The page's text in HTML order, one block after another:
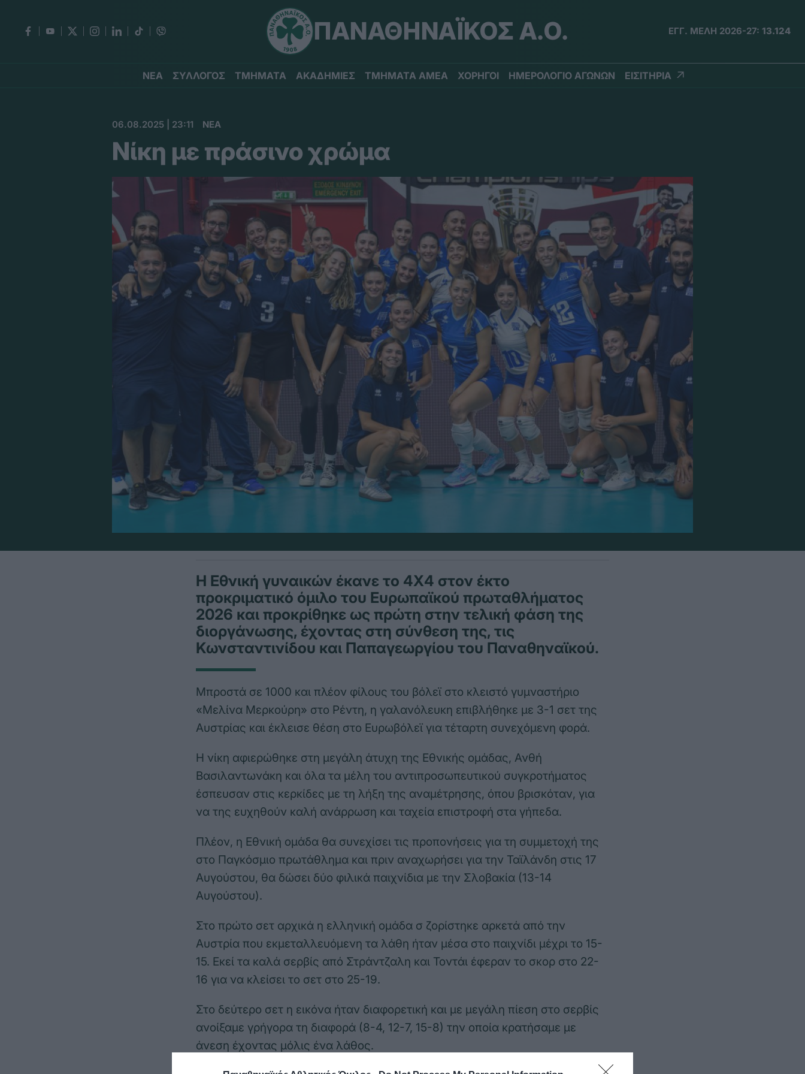
ΠΑΝΑΘΗΝΑΪΚΟΣ Α.Ο. ΕΓΓ. ΜΕΛΗ 2026-27: 13.124
ΝΕΑ ΣΥΛΛΟΓΟΣ ΤΜΗΜΑΤΑ ΑΚΑΔΗΜΙΕΣ ΤΜΗΜΑΤΑ ΑΜΕΑ ΧΟΡΗΓΟΙ ΗΜΕΡΟΛΟΓΙΟ ΑΓΩΝΩΝ ΕΙΣΙΤΗΡΙΑ
06.08.2025 | 23:11 ΝΕΑ
Νίκη με πράσινο χρώμα
Η Εθνική γυναικών έκανε το 4Χ4 στον έκτο
προκριματικό όμιλο του Ευρωπαϊκού πρωταθλήματος
2026 και προκρίθηκε ως πρώτη στην τελική φάση της
διοργάνωσης, έχοντας στη σύνθεση της, τις
Κωνσταντινίδου και Παπαγεωργίου του Παναθηναϊκού.
Μπροστά σε 1000 και πλέον φίλους του βόλεϊ στο κλειστό γυμναστήριο
«Μελίνα Μερκούρη» στο Ρέντη, η γαλανόλευκη επιβλήθηκε με 3-1 σετ της
Αυστρίας και έκλεισε θέση στο Ευρωβόλεϊ για τέταρτη συνεχόμενη φορά.
Η νίκη αφιερώθηκε στη μεγάλη άτυχη της Εθνικής ομάδας, Ανθή
Βασιλαντωνάκη και όλα τα μέλη του αντιπροσωπευτικού συγκροτήματος
έσπευσαν στις κερκίδες με τη λήξη της αναμέτρησης, όπου βρισκόταν, για
να της ευχηθούν καλή ανάρρωση και ταχεία επιστροφή στα γήπεδα.
Πλέον, η Εθνική ομάδα θα συνεχίσει τις προπονήσεις για τη συμμετοχή της
στο Παγκόσμιο πρωτάθλημα και πριν αναχωρήσει για την Ταϊλάνδη στις 17
Αυγούστου, θα δώσει δύο φιλικά παιχνίδια με την Σλοβακία (13-14
Αυγούστου).
Στο πρώτο σετ αρχικά η ελληνική ομάδα σ ζορίστηκε αρκετά από την
Αυστρία που εκμεταλλευόμενη τα λάθη ήταν μέσα στο παιχνίδι μέχρι το 15-
15. Εκεί τα καλά σερβίς από Στράντζαλη και Τοντάι έφεραν το σκορ στο 22-
16 για να κλείσει το σετ στο 25-19.
Στο δεύτερο σετ η εικόνα ήταν διαφορετική και με μεγάλη πίεση στο σερβίς
ανοίξαμε γρήγορα τη διαφορά (8-4, 12-7, 15-8) την οποία κρατήσαμε με
άνεση έχοντας μόλις ένα λάθος.